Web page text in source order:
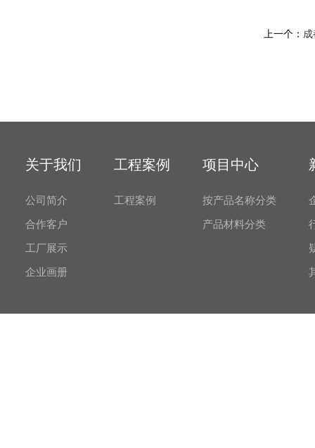
上一个：
关于我们
公司简介
合作客户
工厂展示
企业画册
工程案例
工程案例
项目中心
按产品名称分类
产品材料分类